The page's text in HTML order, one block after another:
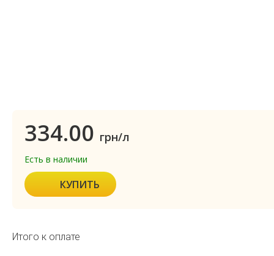
334.00 грн/л
Есть в наличии
КУПИТЬ
Итого к оплате